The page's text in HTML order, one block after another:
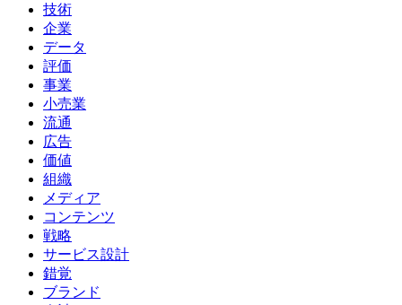
技術
企業
データ
評価
事業
小売業
流通
広告
価値
組織
メディア
コンテンツ
戦略
サービス設計
錯覚
ブランド